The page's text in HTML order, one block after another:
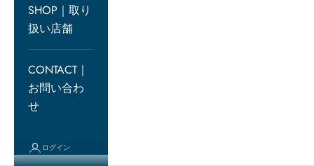
SHOP｜取り
扱い店舗
CONTACT｜
お問い合わ
せ
ログイン